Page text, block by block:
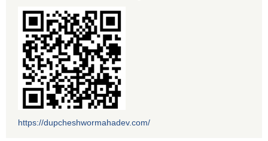
https://dupcheshwormahadev.com/